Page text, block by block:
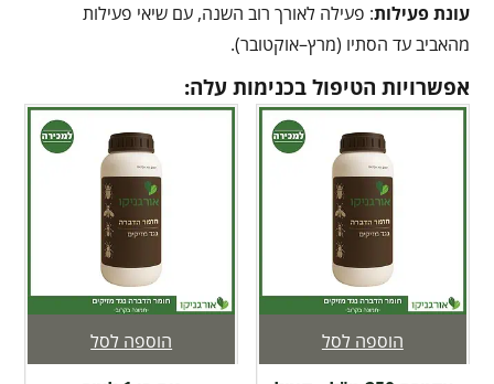
עונת פעילות: פעילה לאורך רוב השנה, עם שיאי פעילות
מהאביב עד הסתיו (מרץ–אוקטובר).
אפשרויות הטיפול בכנימות עלה:
הוספה לסל
הוספה לסל